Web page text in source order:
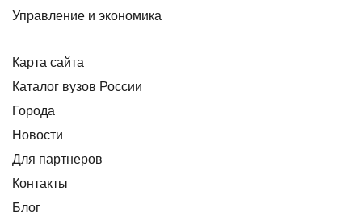
Управление и экономика
Карта сайта
Каталог вузов России
Города
Новости
Для партнеров
Контакты
Блог